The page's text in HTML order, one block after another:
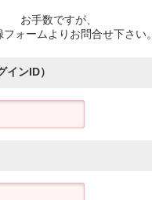
お手数ですが、
ォームよりお問合せ下さい。
インID）